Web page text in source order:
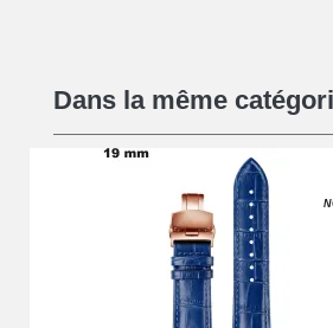
16,90 €
Pied à Coulisse
9,90 €
Pince à
Dans la même